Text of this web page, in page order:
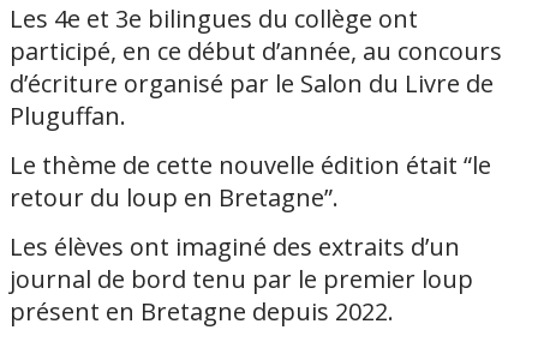
Les 4e et 3e bilingues du collège ont
participé, en ce début d’année, au concours
d’écriture organisé par le Salon du Livre de
Pluguffan.
Le thème de cette nouvelle édition était “le
retour du loup en Bretagne”.
Les élèves ont imaginé des extraits d’un
journal de bord tenu par le premier loup
présent en Bretagne depuis 2022.